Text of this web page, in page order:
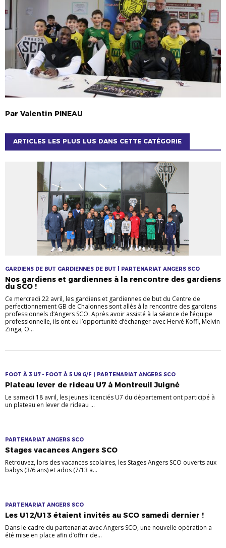
Par Valentin PINEAU
ARTICLES LES PLUS LUS DANS CETTE CATÉGORIE
GARDIENS DE BUT GARDIENNES DE BUT | PARTENARIAT ANGERS SCO
Nos gardiens et gardiennes à la rencontre des gardiens
du SCO !
Ce mercredi 22 avril, les gardiens et gardiennes de but du Centre de
perfectionnement GB de Chalonnes sont allés à la rencontre des gardiens
professionnels d’Angers SCO. Après avoir assisté à la séance de l’équipe
professionnelle, ils ont eu l’opportunité d’échanger avec Hervé Koffi, Melvin
Zinga, O...
FOOT À 3 U7 - FOOT À 5 U9 G/F | PARTENARIAT ANGERS SCO
Plateau lever de rideau U7 à Montreuil Juigné
Le samedi 18 avril, les jeunes licenciés U7 du département ont participé à
un plateau en lever de rideau ...
PARTENARIAT ANGERS SCO
Stages vacances Angers SCO
Retrouvez, lors des vacances scolaires, les Stages Angers SCO ouverts aux
babys (3/6 ans) et ados (7/13 a...
PARTENARIAT ANGERS SCO
Les U12/U13 étaient invités au SCO samedi dernier !
Dans le cadre du partenariat avec Angers SCO, une nouvelle opération a
été mise en place afin d’offrir de...